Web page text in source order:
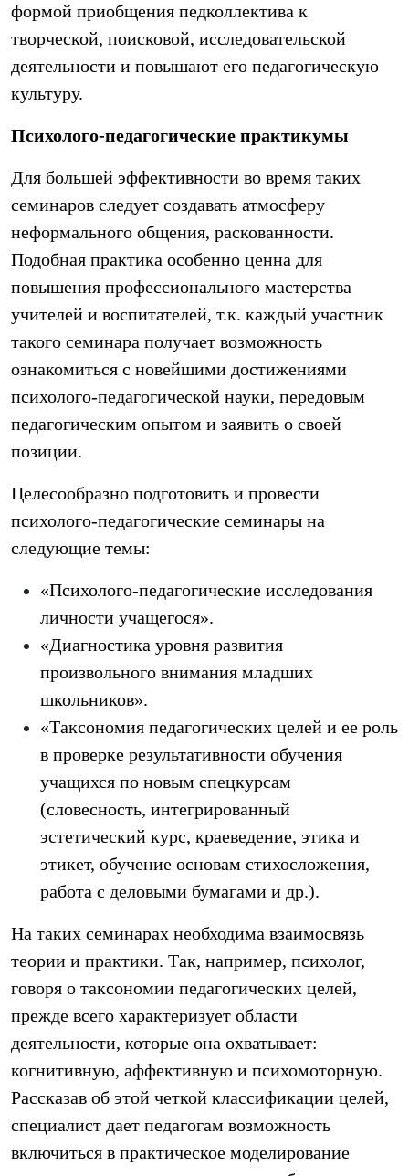
формой приобщения педколлектива к
творческой, поисковой, исследовательской
деятельности и повышают его педагогическую
культуру.
Психолого-педагогические практикумы
Для большей эффективности во время таких
семинаров следует создавать атмосферу
неформального общения, раскованности.
Подобная практика особенно ценна для
повышения профессионального мастерства
учителей и воспитателей, т.к. каждый участник
такого семинара получает возможность
ознакомиться с новейшими достижениями
психолого-педагогической науки, передовым
педагогическим опытом и заявить о своей
позиции.
Целесообразно подготовить и провести
психолого-педагогические семинары на
следующие темы:
«Психолого-педагогические исследования
личности учащегося».
«Диагностика уровня развития
произвольного внимания младших
школьников».
«Таксономия педагогических целей и ее роль
в проверке результативности обучения
учащихся по новым спецкурсам
(словесность, интегрированный
эстетический курс, краеведение, этика и
этикет, обучение основам стихосложения,
работа с деловыми бумагами и др.).
На таких семинарах необходима взаимосвязь
теории и практики. Так, например, психолог,
говоря о таксономии педагогических целей,
прежде всего характеризует области
деятельности, которые она охватывает:
когнитивную, аффективную и психомоторную.
Рассказав об этой четкой классификации целей,
специалист дает педагогам возможность
включиться в практическое моделирование